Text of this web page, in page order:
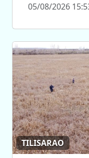
05/08/2026
TILISARAO